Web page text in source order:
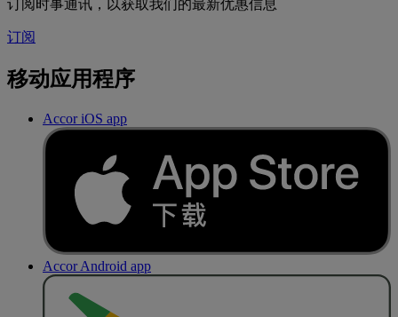
订阅时事通讯，以获取我们的最新优惠信息
订阅
移动应用程序
Accor iOS app
Accor Android app